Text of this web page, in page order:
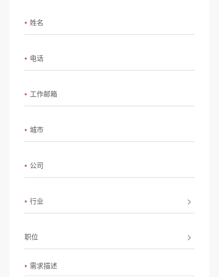
* 姓名
* 电话
* 工作邮箱
* 城市
* 公司
* 行业
职位
* 需求描述